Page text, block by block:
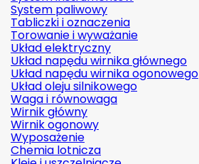
System paliwowy
Tabliczki i oznaczenia
Torowanie i wyważanie
Układ elektryczny
Układ napędu wirnika głównego
Układ napędu wirnika ogonowego
Układ oleju silnikowego
Waga i równowaga
Wirnik główny
Wirnik ogonowy
Wyposażenie
Chemia lotnicza